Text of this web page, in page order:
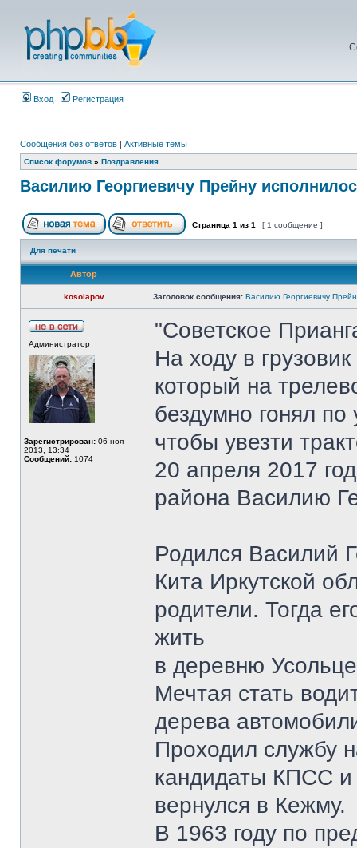
Вход Регистрация
Сообщения без ответов | Активные темы
Список форумов » Поздравления
Василию Георгиевичу Прейну
Страница 1 из 1 [ 1 сообщение ]
Для печати
Автор
kosolapov Заголовок сообщения: Василию Георгиевичу
Администратор
Зарегистрирован: 06 ноя
2013, 13:34
Сообщений: 1074
"Советское
На ходу в
который на
бездумно гонял
чтобы увезти
20 апреля 2017
района Василию
Родился Василий
Кита Иркутской
родители. Тогда
жить
в деревню
Мечтая стать
дерева
Проходил службу
кандидаты КПСС и
вернулся в Кежму.
В 1963 году по